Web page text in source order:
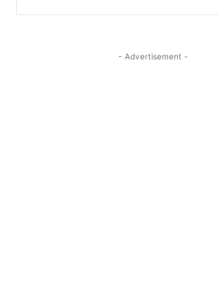
- Advertisement -